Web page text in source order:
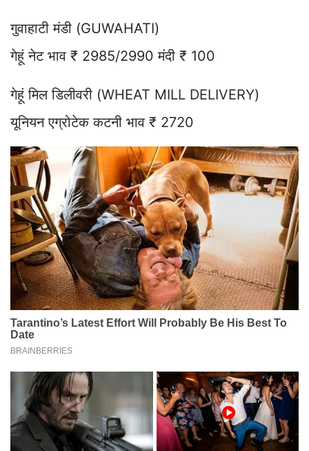
गुवाहाटी मंडी (GUWAHATI)
गेहूं नेट भाव ₹ 2985/2990 मंदी ₹ 100
गेहूं मिल डिलीवरी (WHEAT MILL DELIVERY)
यूनियन एग्रोटेक कटनी भाव ₹ 2720